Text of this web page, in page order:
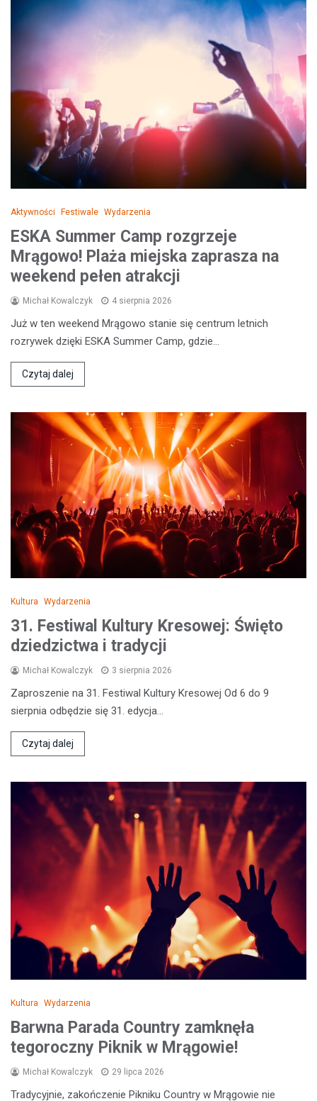
Aktywności Festiwale Wydarzenia
ESKA Summer Camp rozgrzeje
Mrągowo! Plaża miejska zaprasza na
weekend pełen atrakcji
Michał Kowalczyk 4 sierpnia 2026
Już w ten weekend Mrągowo stanie się centrum letnich
rozrywek dzięki ESKA Summer Camp, gdzie…
Czytaj dalej
Kultura Wydarzenia
31. Festiwal Kultury Kresowej: Święto
dziedzictwa i tradycji
Michał Kowalczyk 3 sierpnia 2026
Zaproszenie na 31. Festiwal Kultury Kresowej Od 6 do 9
sierpnia odbędzie się 31. edycja…
Czytaj dalej
Kultura Wydarzenia
Barwna Parada Country zamknęła
tegoroczny Piknik w Mrągowie!
Michał Kowalczyk 29 lipca 2026
Tradycyjnie, zakończenie Pikniku Country w Mrągowie nie